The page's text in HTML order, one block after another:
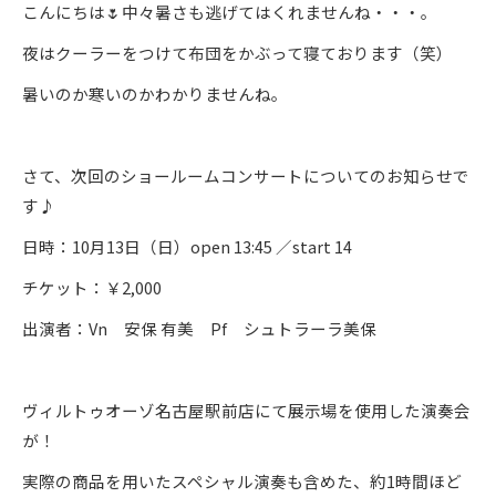
こんにちは🌷中々暑さも逃げてはくれませんね・・・。
夜はクーラーをつけて布団をかぶって寝ております（笑）
暑いのか寒いのかわかりませんね。
さて、次回のショールームコンサートについてのお知らせで
す♪
日時：10月13日（日）open 13:45 ／start 14
チケット：￥2,000
出演者：Vn 安保 有美 Pf シュトラーラ美保
ヴィルトゥオーゾ名古屋駅前店にて展示場を使用した演奏会
が！
実際の商品を用いたスペシャル演奏も含めた、約1時間ほど